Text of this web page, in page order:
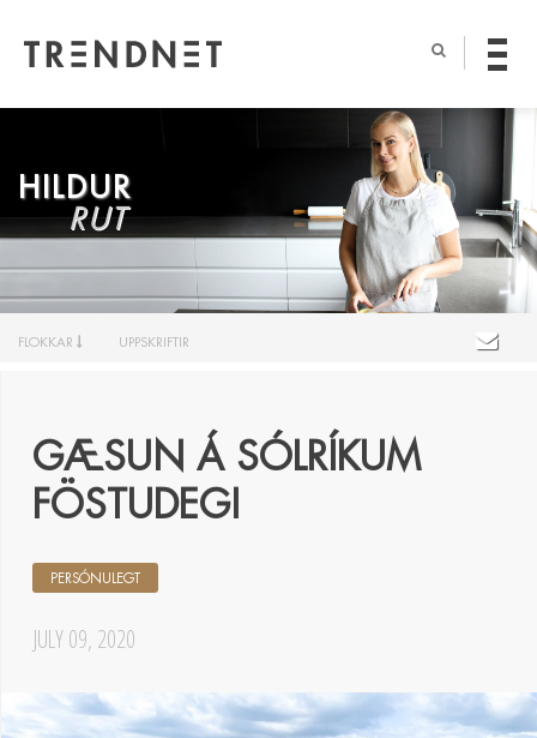
HILDUR
RUT
FLOKKAR UPPSKRIFTIR
GÆSUN Á SÓLRÍKUM
FÖSTUDEGI
JULY 09, 2020
PERSÓNULEGT